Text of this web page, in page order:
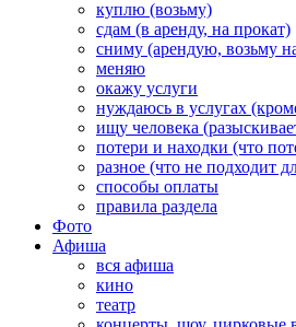
куплю (возьму)
сдам (в аренду, на прокат)
сниму (арендую, возьму
меняю
окажу услуги
нуждаюсь в услугах
ищу человека
потери и находки (что
разное (что не подходит
способы оплаты
правила раздела
Фото
Афиша
вся афиша
кино
театр